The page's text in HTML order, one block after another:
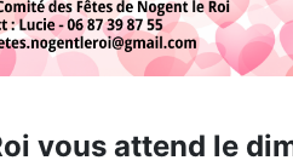
vous attend le